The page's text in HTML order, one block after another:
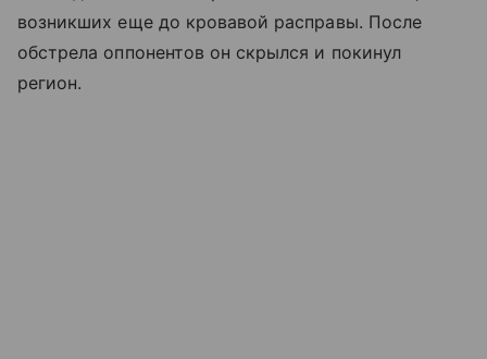
возникших еще до кровавой расправы. После
обстрела оппонентов он скрылся и покинул
регион.